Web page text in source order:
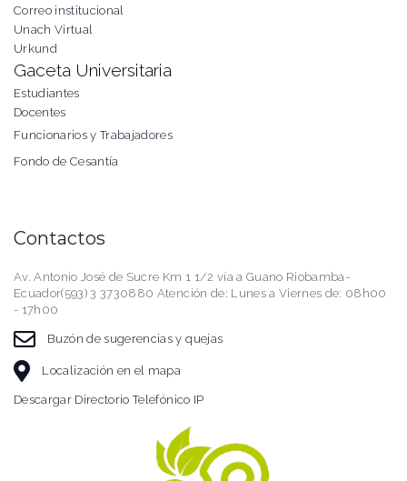
Correo institucional
Unach Virtual
Urkund
Gaceta Universitaria
Estudiantes
Docentes
Funcionarios y Trabajadores
Fondo de Cesantía
Contactos
Av. Antonio José de Sucre Km 1 1/2 vía a Guano Riobamba-
Ecuador(593) 3 3730880 Atención de: Lunes a Viernes de: 08h00
- 17h00
Buzón de sugerencias y quejas
Localización en el mapa
Descargar Directorio Telefónico IP